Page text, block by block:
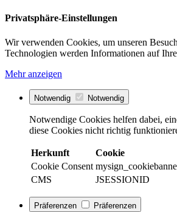
Privatsphäre-Einstellungen
Wir verwenden Cookies, um unseren
Technologien werden Informationen auf
Mehr anzeigen
Notwendig Notwendig
Notwendige Cookies helfen dabei,
diese Cookies nicht richtig
Herkunft Cookie
Cookie Consent
CMS
JSESSIONID
Präferenzen Präferenzen